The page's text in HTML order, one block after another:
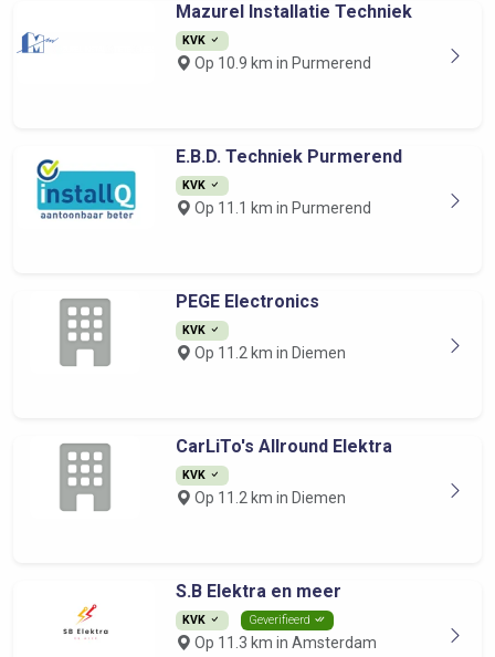
Mazurel Installatie Techniek
KVK
Op 10.9 km in Purmerend
E.B.D. Techniek Purmerend
KVK
Op 11.1 km in Purmerend
PEGE Electronics
KVK
Op 11.2 km in Diemen
CarLiTo's Allround Elektra
KVK
Op 11.2 km in Diemen
S.B Elektra en meer
KVK Geverifieerd
Op 11.3 km in Amsterdam